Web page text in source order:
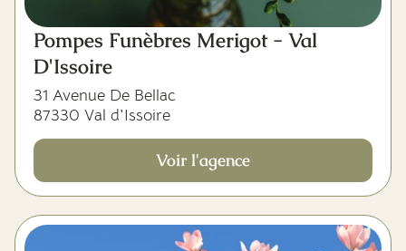
Pompes Funèbres Merigot - Val
D'Issoire
31 Avenue De Bellac
87330 Val d'Issoire
Voir l'agence